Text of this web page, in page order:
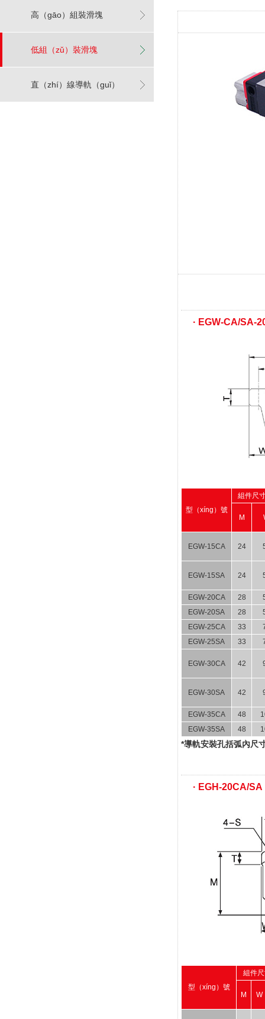
高（gāo）組裝滑塊
低組（zǔ）裝滑塊
直（zhí）線導軌（guǐ）
· EGW-CA/SA-
型（xíng）號
組件尺
M
EGW-15CA 24
EGW-15SA 24
EGW-20CA 28
EGW-20SA
28
EGW-25CA
33
EGW-25SA
33
EGW-30CA 42
EGW-30SA 42
EGW-35CA 48
EGW-35SA
48
*導軌安裝孔括弧內尺
· EGH-20CA/SA
型（xíng）號
組件
M W